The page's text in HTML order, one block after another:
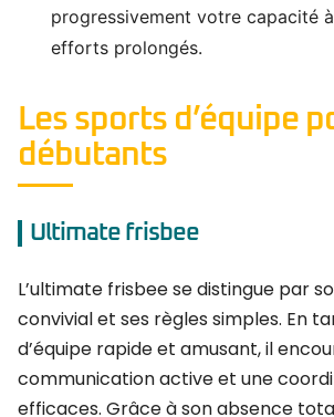
progressivement votre capacité
efforts prolongés.
Les sports d’équipe
débutants
Ultimate frisbee
L’ultimate frisbee se distingue par
convivial et ses règles simples. En
d’équipe rapide et amusant, il
communication active et une
efficaces. Grâce à son absence